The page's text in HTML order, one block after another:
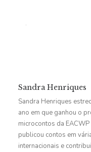
Sandra Henriques
Sandra Henriques
ano em que ganhou o
microcontos da
publicou contos em
internacionais e